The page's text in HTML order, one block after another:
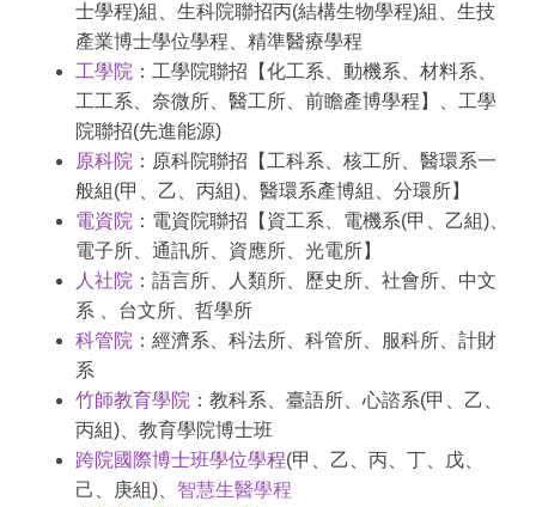
士學程)組、生科院聯招丙(結構生物學程)組、 生技
產業博士學位學程 、精準醫療學程
工學院 ：工學院聯招【化工系、動機系、材料系、
工工系、奈微所、醫工所、前瞻產博學程】、工學
院聯招(先進能源)
原科院 ：原科院聯招 【工科系、核工所、醫環系一
般組 (甲、乙 丙組)、醫環系產博組、分環所】
電資院 ：電資院聯招【資工系、電機系(甲、乙組)、
電子所、通訊所、資應所、光電所】
人社院 ：語言所、人類所、歷史所 社會所 、中文
系 、台文所、哲學所
科管院 ：經濟系、科法所、科管所、服科所、計財
系
竹師教育學院 ：教科系、臺語所、心諮系(甲、乙、
丙組) 、教育學院博士班
跨院國際博士班學位學程(甲、乙、丙、丁、戊、
己、庚組)
智慧生醫學程